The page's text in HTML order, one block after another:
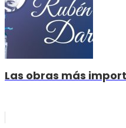
Las obras más